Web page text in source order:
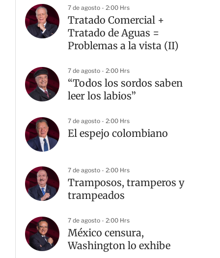
7 de agosto - 2:00 Hrs
Tratado Comercial +
Tratado de Aguas =
Problemas a la vista (II)
7 de agosto - 2:00 Hrs
“Todos los sordos saben
leer los labios”
7 de agosto - 2:00 Hrs
El espejo colombiano
7 de agosto - 2:00 Hrs
Tramposos, tramperos y
trampeados
7 de agosto - 2:00 Hrs
México censura,
Washington lo exhibe